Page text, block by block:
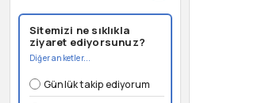
Sitemizi ne sıklıkla
ziyaret ediyorsunuz?
Diğer anketler...
Günlük takip ediyorum